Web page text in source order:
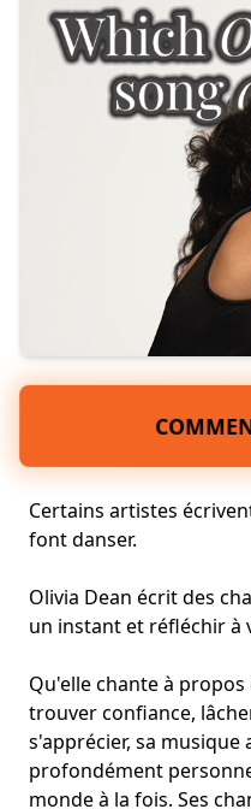
Certains artistes
font danser.
Olivia Dean écrit des
un instant et réfléchir à
Qu'elle chante à propos
trouver confiance,
s'apprécier, sa musique
profondément
monde à la fois. Ses